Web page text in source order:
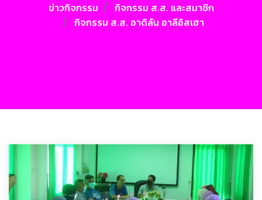
ข่าวกิจกรรม
กิจกรรม ส.ส. และสมาชิก
กิจกรรม ส.ส. อาดิลัน อาลีอิสเฮา